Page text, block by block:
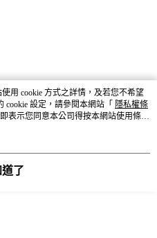
用 cookie 方式之詳情，及若您不希望
cookie 設定，請參閱本網站「 隱私權條
表示您同意本公司得按本網站使用條款
了